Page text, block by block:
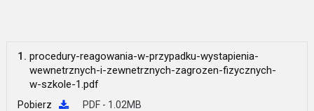
1. procedury-reagowania-w-przypadku-wystapienia-
wewnetrznych-i-zewnetrznych-zagrozen-fizycznych-
w-szkole-1.pdf
Pobierz PDF - 1.02MB